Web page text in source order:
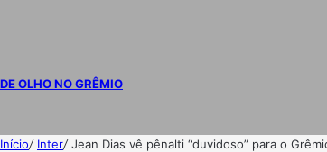
DE OLHO NO GRÊMIO
Início/ Inter/Jean Dias vê pênalti “duvidoso” para o